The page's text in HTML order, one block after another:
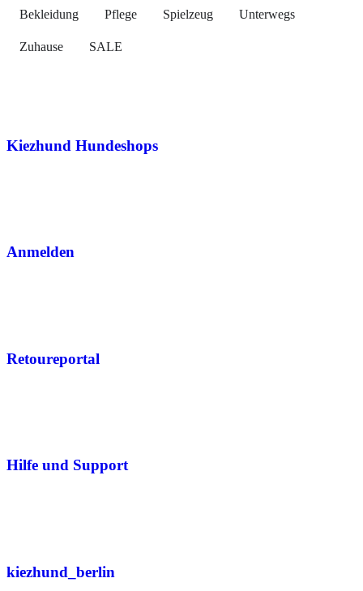
Bekleidung Pflege Spielzeug Unterwegs
Zuhause SALE
Kiezhund Hundeshops
Anmelden
Retoureportal
Hilfe und Support
kiezhund_berlin